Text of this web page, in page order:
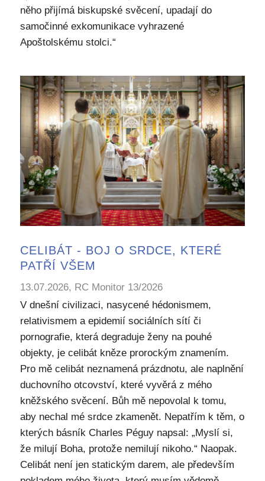
něho přijímá biskupské svěcení, upadají do
samočinné exkomunikace vyhrazené
Apoštolskému stolci.“
CELIBÁT - BOJ O SRDCE, KTERÉ
PATŘÍ VŠEM
13.07.2026, RC Monitor 13/2026
V dnešní civilizaci, nasycené hédonismem,
relativismem a epidemií sociálních sítí či
pornografie, která degraduje ženy na pouhé
objekty, je celibát kněze prorockým znamením.
Pro mě celibát neznamená prázdnotu, ale naplnění
duchovního otcovství, které vyvěrá z mého
kněžského svěcení. Bůh mě nepovolal k tomu,
aby nechal mé srdce zkamenět. Nepatřím k těm, o
kterých básník Charles Péguy napsal: „Myslí si,
že milují Boha, protože nemilují nikoho.“ Naopak.
Celibát není jen statickým darem, ale především